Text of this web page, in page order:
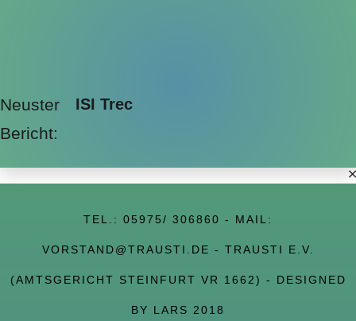
Neuster
Bericht:
ISI Trec
TEL.: 05975/ 306860 - MAIL:
VORSTAND@TRAUSTI.DE - TRAUSTI E.V.
(AMTSGERICHT STEINFURT VR 1662) - DESIGNED
BY LARS 2018